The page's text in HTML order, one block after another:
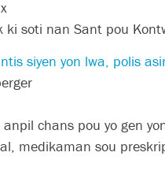
ki soti nan Sant pou
siyen yon lwa, polis
anpil chans pou yo gen
medikaman sou